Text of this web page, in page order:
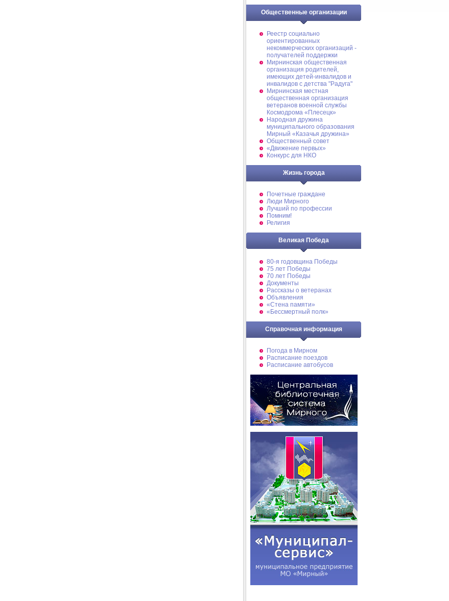
Общественные организации
Реестр социально
ориентированных
некоммерческих организаций -
получателей поддержки
Мирнинская общественная
организация родителей,
имеющих детей-инвалидов и
инвалидов с детства "Радуга"
Мирнинская местная
общественная организация
ветеранов военной службы
Космодрома «Плесецк»
Народная дружина
муниципального образования
Мирный «Казачья дружина»
Общественный совет
«Движение первых»
Конкурс для НКО
Жизнь города
Почетные граждане
Люди Мирного
Лучший по профессии
Помним!
Религия
Великая Победа
80-я годовщина Победы
75 лет Победы
70 лет Победы
Документы
Рассказы о ветеранах
Объявления
«Стена памяти»
«Бессмертный полк»
Справочная информация
Погода в Мирном
Расписание поездов
Расписание автобусов